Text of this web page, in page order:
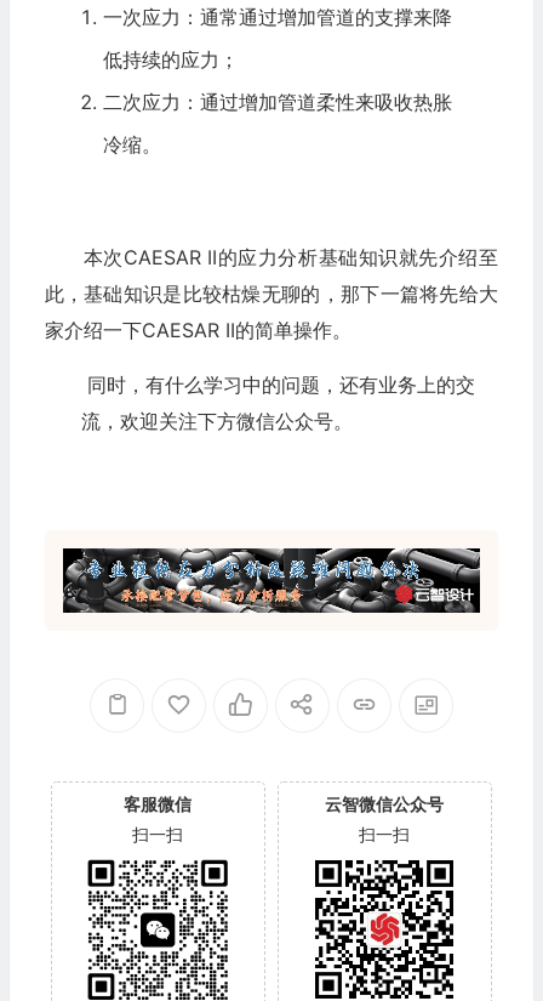
一次应力：通常通过增加管道的支撑来降
低持续的应力；
二次应力：通过增加管道柔性来吸收热胀
冷缩。
本次CAESAR II的应力分析基础知识就先介绍至
此，基础知识是比较枯燥无聊的，那下一篇将先给大
家介绍一下CAESAR II的简单操作。
同时，有什么学习中的问题，还有业务上的交
流，欢迎关注下方微信公众号。
客服微信
扫一扫
云智微信公众号
扫一扫